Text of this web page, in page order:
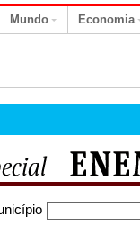
Mundo Economia